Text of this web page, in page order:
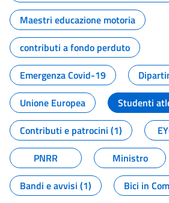
Maestri educazione motoria
contributi a fondo perduto
Emergenza Covid-19
Unione Europea
Studenti
Contributi e patrocini (1)
PNRR
Ministro
Bandi e avvisi (1)
Bici in